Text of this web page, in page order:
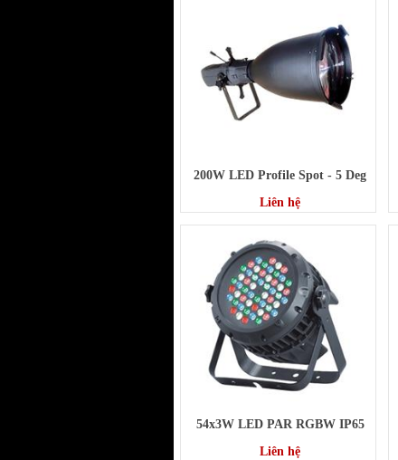
200W LED Profile Spot - 5 Deg
Liên hệ
54x3W LED PAR RGBW IP65
Liên hệ